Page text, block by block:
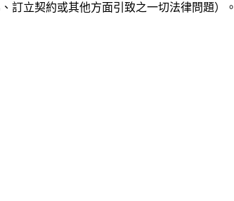
訂立契約或其他方面引致之一切法律問題）。